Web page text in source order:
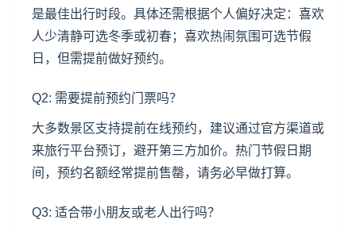
是最佳出行时段。具体还需根据个人偏好决定：喜欢
人少清静可选冬季或初春；喜欢热闹氛围可选节假
日，但需提前做好预约。
Q2: 需要提前预约门票吗？
大多数景区支持提前在线预约，建议通过官方渠道或
来旅行平台预订，避开第三方加价。热门节假日期
间，预约名额经常提前售罄，请务必早做打算。
Q3: 适合带小朋友或老人出行吗？